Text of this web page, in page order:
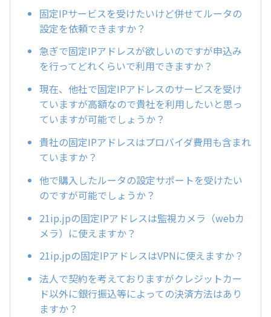
固定IPサービスを受けたいけど併せてルータの
設定を依頼できますか？
急ぎで固定IPアドレスが欲しいのですが申込み
を行ってどれくらいで利用できますか？
現在、他社で固定IPアドレスのサービスを受け
ていますが高額なので貴社を利用したいと思っ
ていますが可能でしょうか？
貴社の固定IPアドレスはプロバイダ費用も含まれ
ていますか？
他で購入したルータの設定サポートを受けたい
のですが可能でしょうか？
21ip.jpの固定IPアドレスは監視カメラ（webカ
メラ）に使えますか？
21ip.jpの固定IPアドレスはVPNに使えますか？
法人で契約を考えておりますがクレジットカー
ド以外に銀行振込等によっての決済方法はあり
ますか？